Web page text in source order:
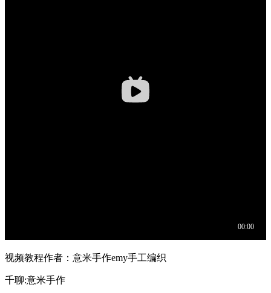
视频教程作者：意米手作emy手工编织
千聊:意米手作